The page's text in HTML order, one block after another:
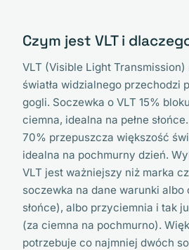
Czym jest VLT i
VLT (Visible Light
światła widzialnego przechodzi
gogli. Soczewka o VLT 15%
ciemna, idealna na pełne
70% przepuszcza większość
idealna na pochmurny dzień.
VLT jest ważniejszy niż marka
soczewka na dane warunki albo
słońce), albo przyciemnia i tak
(za ciemna na pochmurno).
potrzebuje co najmniej dwóch